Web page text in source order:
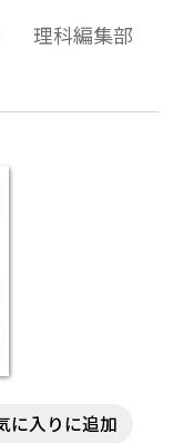
験場の注意
・水溶液を
実験を組み
のページに
理科編集部
に入りに追加